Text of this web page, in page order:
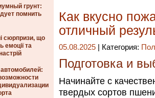
грунт:
помнить
сюрпризи, що
емоції та
Как вкусно
отличный
05.08.2025 | Категория:
Подготовка и
Начинайте с
твердых сортов